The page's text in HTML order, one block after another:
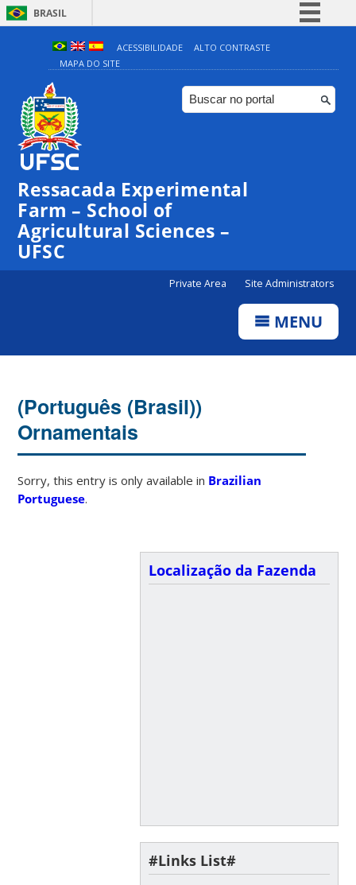
BRASIL
Simplifique!
Comunica BR
Participe
ACESSIBILIDADE
ALTO CONTRASTE
MAPA DO SITE
Ressacada Experimental
Farm – School of
Agricultural Sciences –
UFSC
Private Area Site Administrators
MENU
(Português (Brasil))
Ornamentais
Sorry, this entry is only available in Brazilian
Portuguese.
Localização da Fazenda
#Links List#